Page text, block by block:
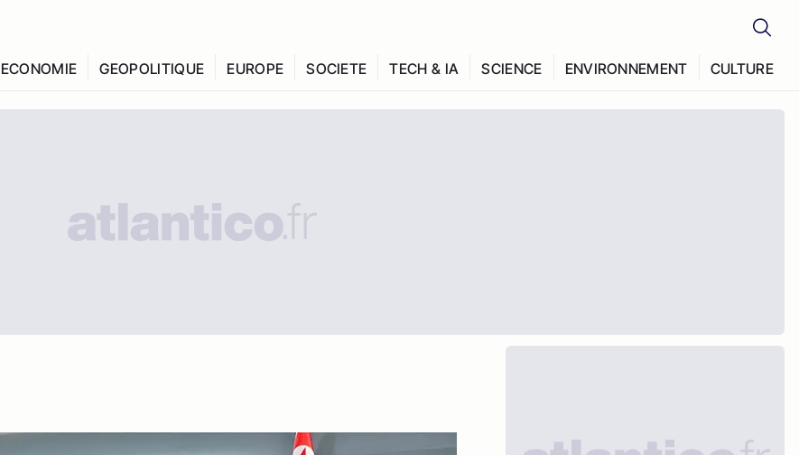
ECONOMIE GEOPOLITIQUE EUROPE SOCIETE TECH & IA SCIENCE ENVIRONNEMENT CULTURE